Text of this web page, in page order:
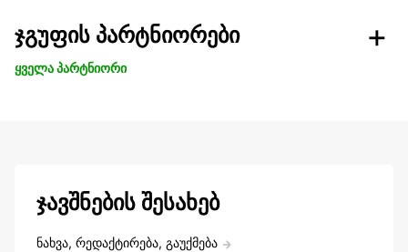
ჯგუფის პარტნიორები
ყველა პარტნიორი
ჯავშნების შესახებ
ნახვა, რედაქტირება, გაუქმება